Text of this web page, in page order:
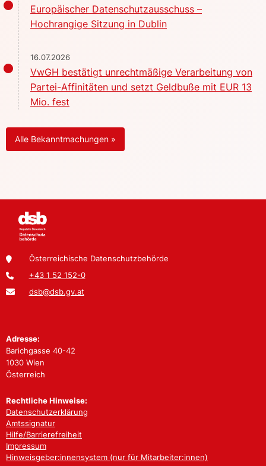
Europäischer Datenschutzausschuss –
Hochrangige Sitzung in Dublin
16.07.2026
VwGH bestätigt unrechtmäßige Verarbeitung von
Partei-Affinitäten und setzt Geldbuße mit EUR 13
Mio. fest
Alle Bekanntmachungen »
Österreichische Datenschutzbehörde
+43 1 52 152-0
dsb@dsb.gv.at
Adresse:
Barichgasse 40-42
1030 Wien
Österreich
Rechtliche Hinweise:
Datenschutzerklärung
Amtssignatur
Hilfe/Barrierefreiheit
Impressum
Hinweisgeber:innensystem (nur für Mitarbeiter:innen)